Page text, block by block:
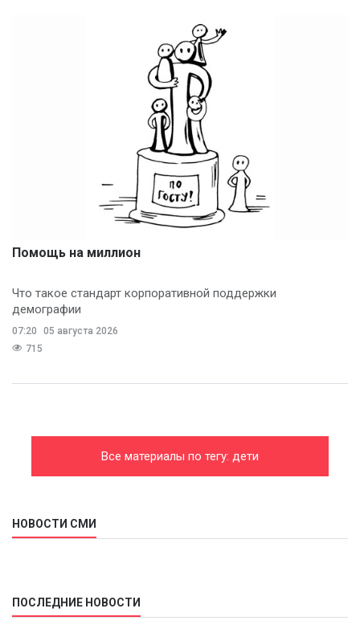
Помощь на миллион
Что такое стандарт корпоративной поддержки
демографии
07:20
05 августа 2026
715
Все материалы по тегу: дети
НОВОСТИ СМИ
ПОСЛЕДНИЕ НОВОСТИ